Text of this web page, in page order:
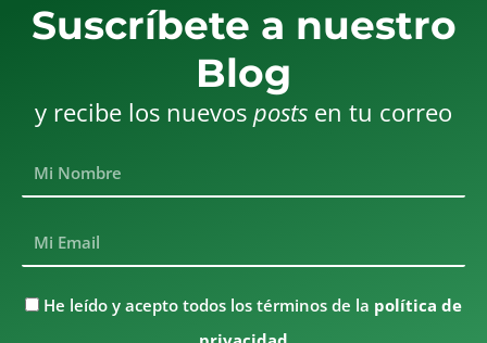
Suscríbete a nuestro
Blog
y recibe los nuevos posts en tu correo
Nombre
Email
He He leído y acepto todos los términos de la política de